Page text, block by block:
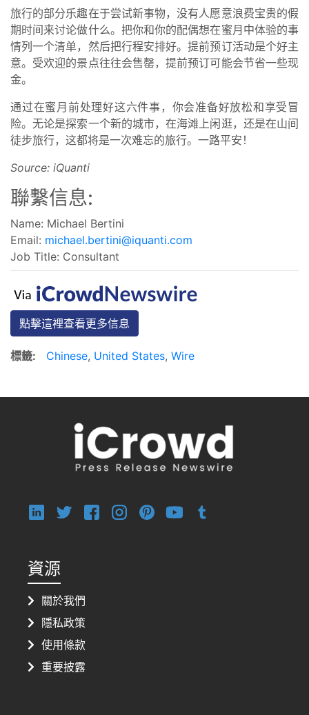
旅行的部分乐趣在于尝试新事物，没有人愿意浪费宝贵的假
期时间来讨论做什么。把你和你的配偶想在蜜月中体验的事
情列一个清单，然后把行程安排好。提前预订活动是个好主
意。受欢迎的景点往往会售罄，提前预订可能会节省一些现
金。
通过在蜜月前处理好这六件事，你会准备好放松和享受冒
险。无论是探索一个新的城市，在海滩上闲逛，还是在山间
徒步旅行，这都将是一次难忘的旅行。一路平安！
Source: iQuanti
聯繫信息:
Name: Michael Bertini
Email: michael.bertini@iquanti.com
Job Title: Consultant
點擊這裡查看更多信息
標籤: Chinese, United States, Wire
資源
關於我們
隱私政策
使用條款
重要披露